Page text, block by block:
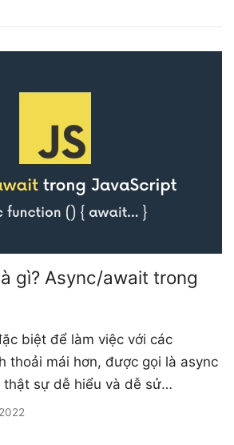
gì? Async/await trong
biệt để làm việc với các
thoải mái hơn, được gọi là async
thật sự dễ hiểu và dễ sử…